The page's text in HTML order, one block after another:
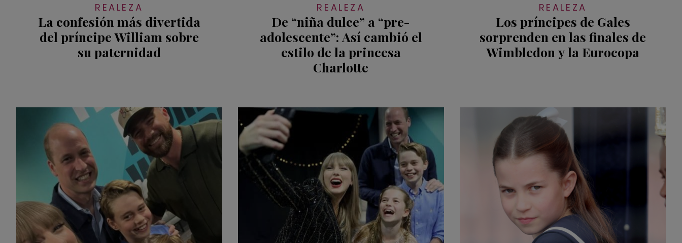
REALEZA
La confesión más divertida
del príncipe William sobre
su paternidad
REALEZA
De “niña dulce” a “pre-
adolescente”: Así cambió el
estilo de la princesa
Charlotte
REALEZA
Los príncipes de Gales
sorprenden en las finales de
Wimbledon y la Eurocopa